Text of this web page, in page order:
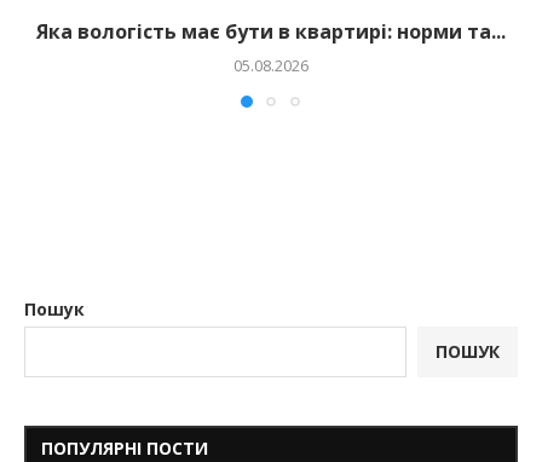
Яка вологість має бути в квартирі: норми та...
05.08.2026
Пошук
ПОШУК
ПОПУЛЯРНІ ПОСТИ